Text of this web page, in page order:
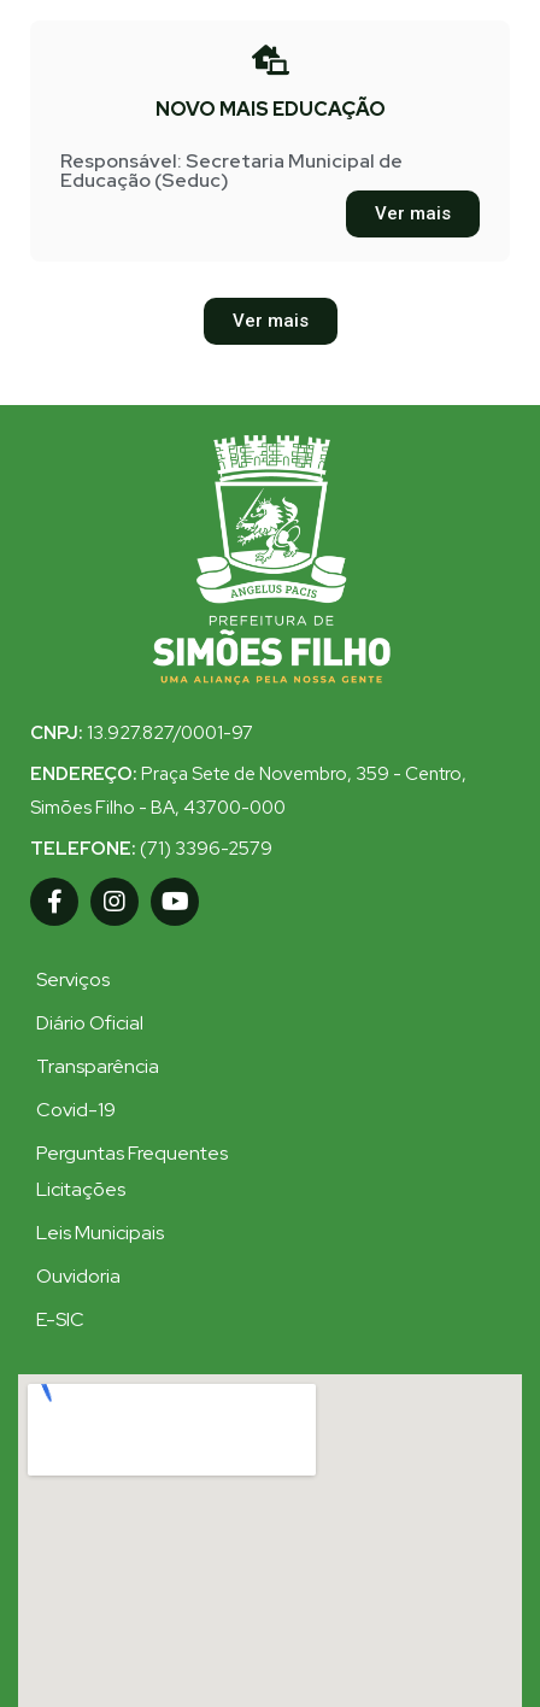
NOVO MAIS EDUCAÇÃO
Responsável: Secretaria Municipal de
Educação (Seduc)
Ver mais
Ver mais
CNPJ: 13.927.827/0001-97
ENDEREÇO: Praça Sete de Novembro, 359 - Centro,
Simões Filho - BA, 43700-000
TELEFONE: (71) 3396-2579
Serviços
Diário Oficial
Transparência
Covid-19
Perguntas Frequentes
Licitações
Leis Municipais
Ouvidoria
E-SIC